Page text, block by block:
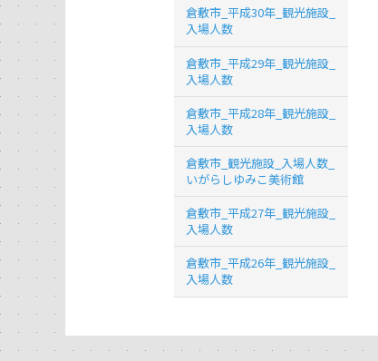
倉敷市_平成30年_観光施設_
入場人数
倉敷市_平成29年_観光施設_
入場人数
倉敷市_平成28年_観光施設_
入場人数
倉敷市_観光施設_入場人数_
いがらしゆみこ美術館
倉敷市_平成27年_観光施設_
入場人数
倉敷市_平成26年_観光施設_
入場人数